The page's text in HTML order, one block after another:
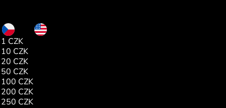
CZK
1 CZK
10 CZK
20 CZK
50 CZK
100 CZK
200 CZK
250 CZK